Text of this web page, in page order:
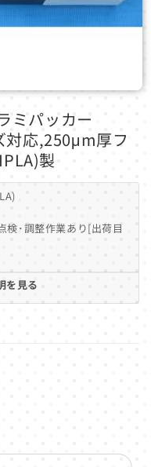
ミパッカー
対応,250μm厚フ
製
検･調整作業あり[出荷目
を見る